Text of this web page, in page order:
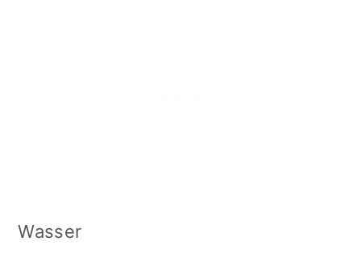
Wasser